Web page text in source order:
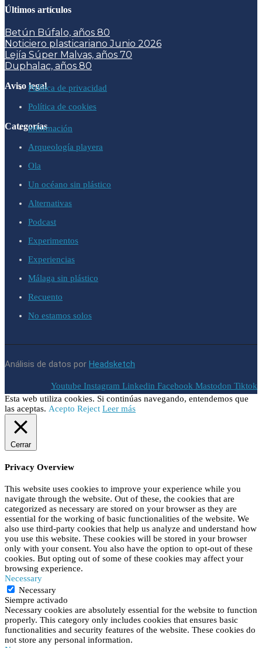
Últimos artículos
Betún Búfalo, años 80
Noticiero plasticariano Junio 2026
Lejía Súper Malvas, años 70
Duphalac, años 80
Aviso legalPolítica de privacidad
Política de cookies
Categoríasinformación
Arqueología playera
Ola
Un océano sin plástico
Alternativas
Podcast
Experimentos
Experiencias
Málaga sin plástico
Recuento
No estamos solos
Análisis de datos por Headsketch
Youtube Instagram Linkedin Facebook Mastodon Tiktok
Esta web utiliza cookies. Si continúas navegando, entendemos que
las aceptas. Acepto Reject Leer más
Cerrar
Privacy Overview
This website uses cookies to improve your experience while you
navigate through the website. Out of these, the cookies that are
categorized as necessary are stored on your browser as they are
essential for the working of basic functionalities of the website. We
also use third-party cookies that help us analyze and understand how
you use this website. These cookies will be stored in your browser
only with your consent. You also have the option to opt-out of these
cookies. But opting out of some of these cookies may affect your
browsing experience.
Necessary
Necessary
Siempre activado
Necessary cookies are absolutely essential for the website to function
properly. This category only includes cookies that ensures basic
functionalities and security features of the website. These cookies do
not store any personal information.